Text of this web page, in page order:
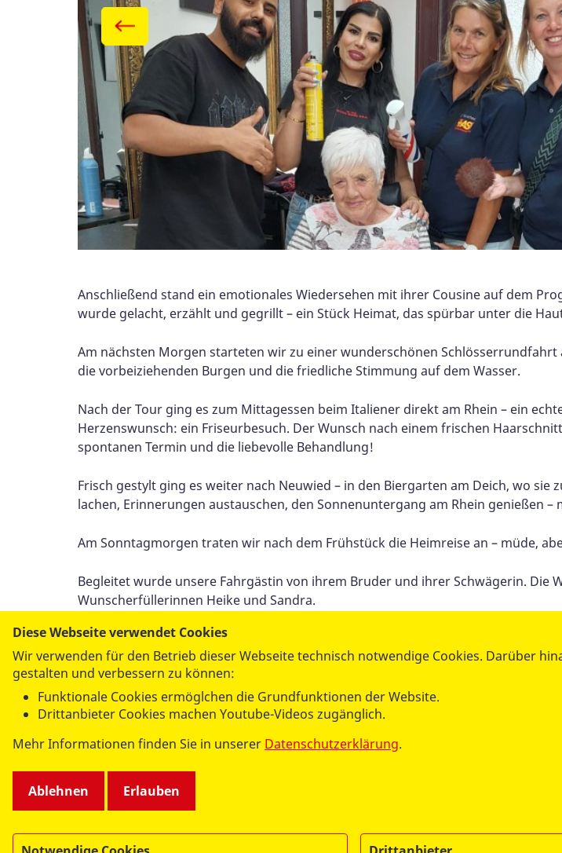
Anschließend stand ein emotionales Wiedersehen mit ihrer Cousine auf dem
wurde gelacht, erzählt und gegrillt – ein Stück Heimat, das spürbar unter die
Am nächsten Morgen starteten wir zu einer wunderschönen
die vorbeiziehenden Burgen und die friedliche Stimmung auf dem Wasser.
Nach der Tour ging es zum Mittagessen beim Italiener direkt am Rhein – ein
Herzenswunsch: ein Friseurbesuch. Der Wunsch nach einem frischen
spontanen Termin und die liebevolle Behandlung!
Frisch gestylt ging es weiter nach Neuwied – in den Biergarten am Deich, wo
lachen, Erinnerungen austauschen, den Sonnenuntergang am Rhein genießen
Am Sonntagmorgen traten wir nach dem Frühstück die Heimreise an – müde,
Begleitet wurde unsere Fahrgästin von ihrem Bruder und ihrer Schwägerin. Die
Wunscherfüllerinnen Heike und Sandra.
Per E-Mail
versenden
Diese Webseite verwendet Cookies
Wir verwenden für den Betrieb dieser Webseite technisch notwendige Cookies. Darüber
gestalten und verbessern zu können:
Funktionale Cookies ermöglchen die Grundfunktionen der Website.
Drittanbieter Cookies machen Youtube-Videos zugänglich.
Mehr Informationen finden Sie in unserer Datenschutzerklärung.
Ablehnen Erlauben